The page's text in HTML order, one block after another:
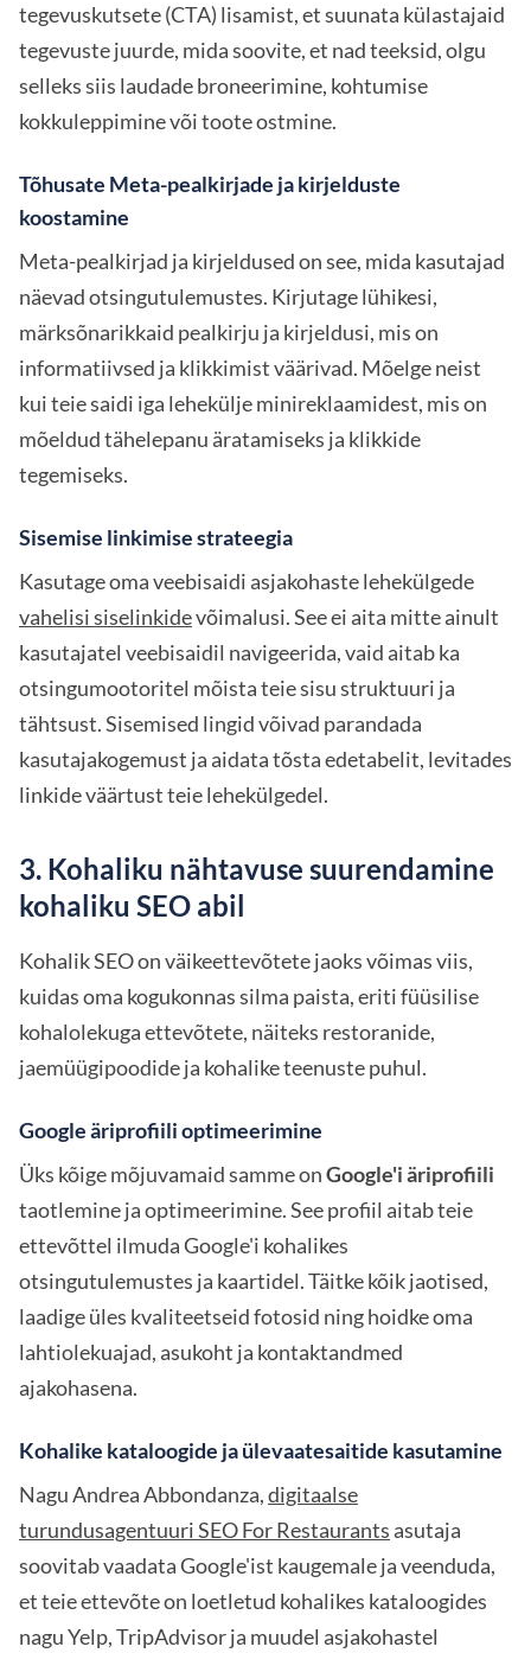
tegevuskutsete (CTA) lisamist, et suunata külastajaid
tegevuste juurde, mida soovite, et nad teeksid, olgu
selleks siis laudade broneerimine, kohtumise
kokkuleppimine või toote ostmine.
Tõhusate Meta-pealkirjade ja kirjelduste
koostamine
Meta-pealkirjad ja kirjeldused on see, mida kasutajad
näevad otsingutulemustes. Kirjutage lühikesi,
märksõnarikkaid pealkirju ja kirjeldusi, mis on
informatiivsed ja klikkimist väärivad. Mõelge neist
kui teie saidi iga lehekülje minireklaamidest, mis on
mõeldud tähelepanu äratamiseks ja klikkide
tegemiseks.
Sisemise linkimise strateegia
Kasutage oma veebisaidi asjakohaste lehekülgede
vahelisi siselinkidevõimalusi. See ei aita mitte ainult
kasutajatel veebisaidil navigeerida, vaid aitab ka
otsingumootoritel mõista teie sisu struktuuri ja
tähtsust. Sisemised lingid võivad parandada
kasutajakogemust ja aidata tõsta edetabelit, levitades
linkide väärtust teie lehekülgedel.
3. Kohaliku nähtavuse suurendamine
kohaliku SEO abil
Kohalik SEO on väikeettevõtete jaoks võimas viis,
kuidas oma kogukonnas silma paista, eriti füüsilise
kohalolekuga ettevõtete, näiteks restoranide,
jaemüügipoodide ja kohalike teenuste puhul.
Google äriprofiili optimeerimine
Üks kõige mõjuvamaid samme onGoogle'i äriprofiili
taotlemine ja optimeerimine. See profiil aitab teie
ettevõttel ilmuda Google'i kohalikes
otsingutulemustes ja kaartidel. Täitke kõik jaotised,
laadige üles kvaliteetseid fotosid ning hoidke oma
lahtiolekuajad, asukoht ja kontaktandmed
ajakohasena.
Kohalike kataloogide ja ülevaatesaitide kasutamine
Nagu Andrea Abbondanza,digitaalse
turundusagentuuri SEO For Restaurants asutaja
soovitab vaadata Google'ist kaugemale ja veenduda,
et teie ettevõte on loetletud kohalikes kataloogides
nagu Yelp, TripAdvisor ja muudel asjakohastel